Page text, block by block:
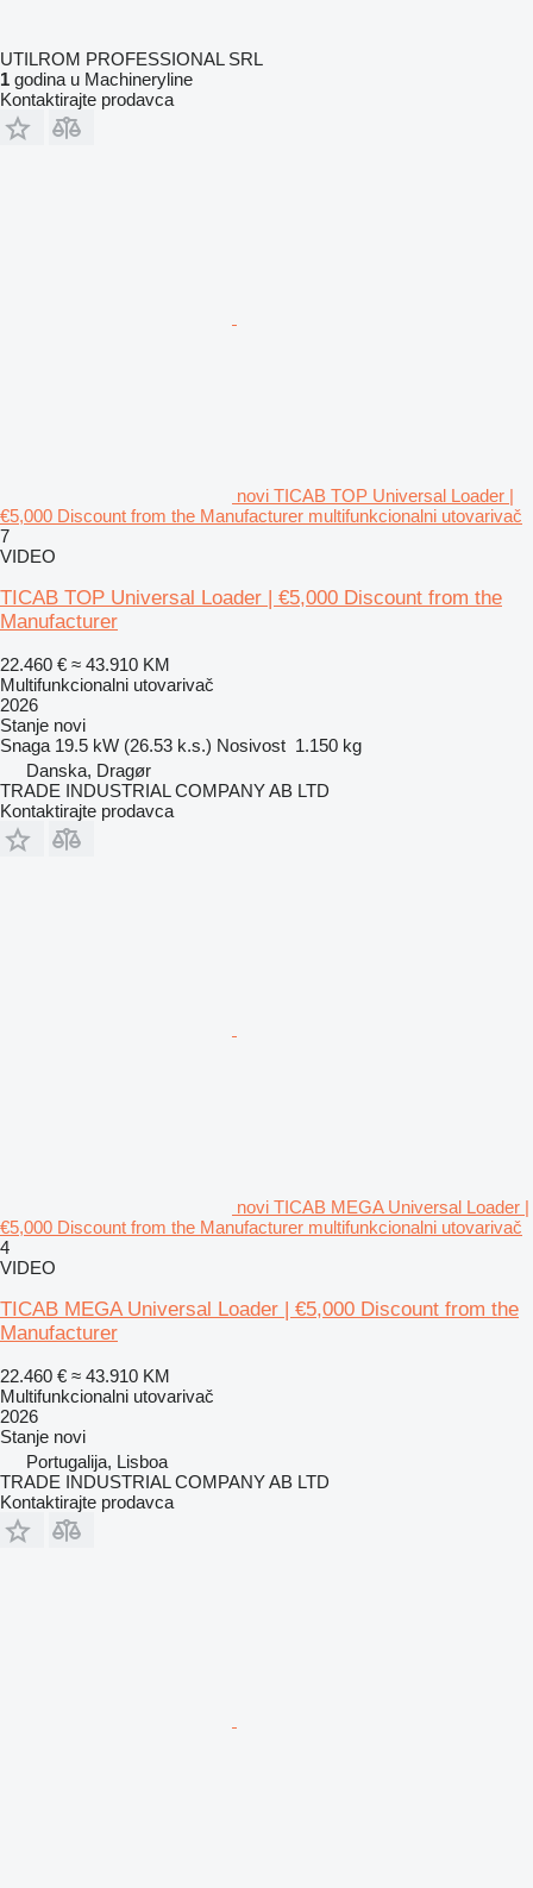
UTILROM PROFESSIONAL SRL
1 godina u Machineryline
Kontaktirajte prodavca
novi TICAB TOP Universal Loader |
€5,000 Discount from the Manufacturer multifunkcionalni utovarivač
7
VIDEO
TICAB TOP Universal Loader | €5,000 Discount from the
Manufacturer
22.460 € ≈ 43.910 KM
Multifunkcionalni utovarivač
2026
Stanje novi
Snaga 19.5 kW (26.53 k.s.) Nosivost 1.150 kg
Danska, Dragør
TRADE INDUSTRIAL COMPANY AB LTD
Kontaktirajte prodavca
novi TICAB MEGA Universal Loader |
€5,000 Discount from the Manufacturer multifunkcionalni utovarivač
4
VIDEO
TICAB MEGA Universal Loader | €5,000 Discount from the
Manufacturer
22.460 € ≈ 43.910 KM
Multifunkcionalni utovarivač
2026
Stanje novi
Portugalija, Lisboa
TRADE INDUSTRIAL COMPANY AB LTD
Kontaktirajte prodavca